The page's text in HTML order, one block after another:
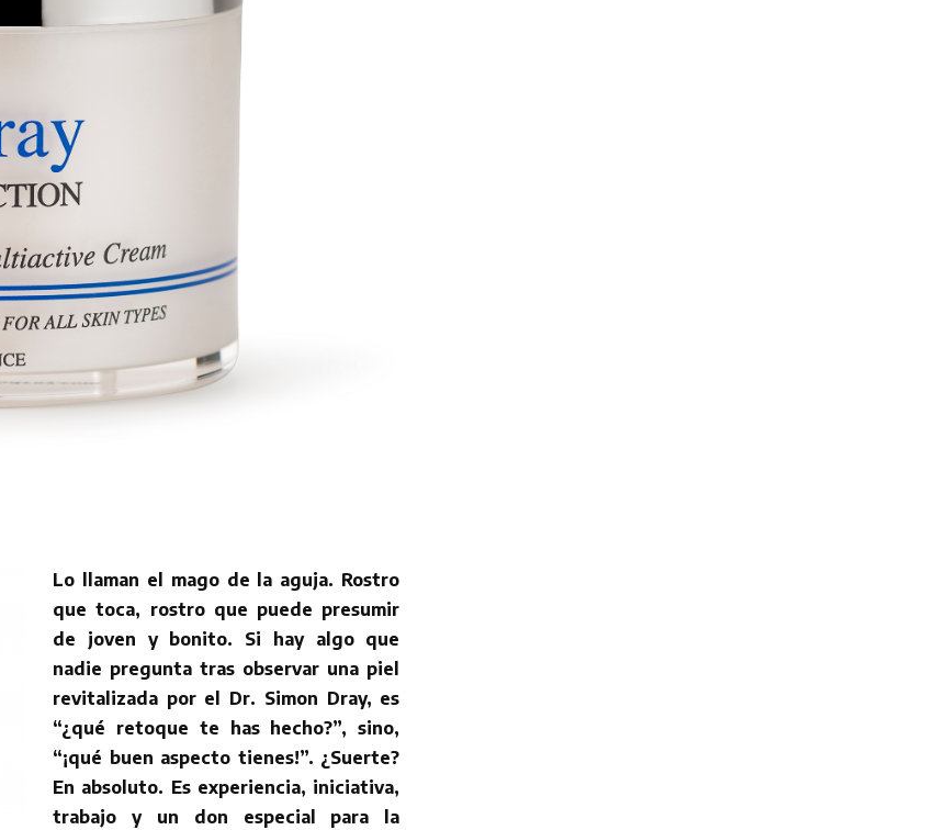
Lo llaman el mago de la aguja. Rostro
que toca, rostro que puede presumir
de joven y bonito. Si hay algo que
nadie pregunta tras observar una piel
revitalizada por el Dr. Simon Dray, es
“¿qué retoque te has hecho?”, sino,
“¡qué buen aspecto tienes!”. ¿Suerte?
En absoluto. Es experiencia, iniciativa,
trabajo y un don especial para la